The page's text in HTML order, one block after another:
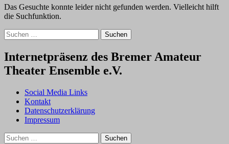
Das Gesuchte konnte leider nicht gefunden werden. Vielleicht hilft
die Suchfunktion.
Suchen
nach:
Internetpräsenz des Bremer Amateur
Theater Ensemble e.V.
Social Media Links
Kontakt
Datenschutzerklärung
Impressum
Suchen